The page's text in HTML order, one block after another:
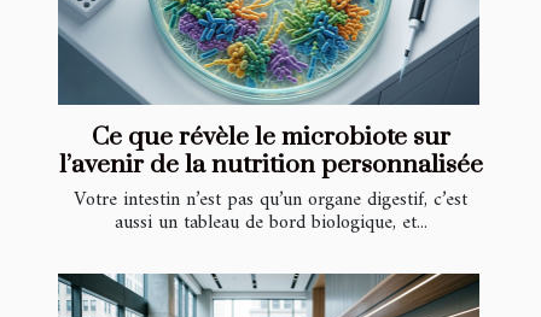
Ce que révèle le microbiote sur
l’avenir de la nutrition personnalisée
Votre intestin n’est pas qu’un organe digestif, c’est
aussi un tableau de bord biologique, et...